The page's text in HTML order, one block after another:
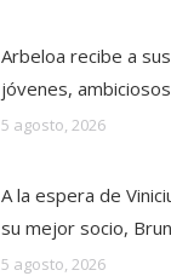
Arbeloa recibe a sus
jóvenes,
5 agosto, 2026
A la espera de
su mejor socio,
5 agosto, 2026